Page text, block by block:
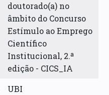
doutorado(a) no
âmbito do Concurso
Estímulo ao Emprego
Científico
Institucional, 2.ª
edição - CICS_IA
UBI